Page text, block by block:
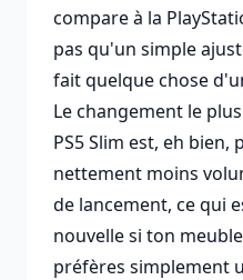
compare à la
pas qu'un simple
fait quelque chose
Le changement le
PS5 Slim est, eh bien,
nettement moins
de lancement, ce qui
nouvelle si ton
préfères simplement